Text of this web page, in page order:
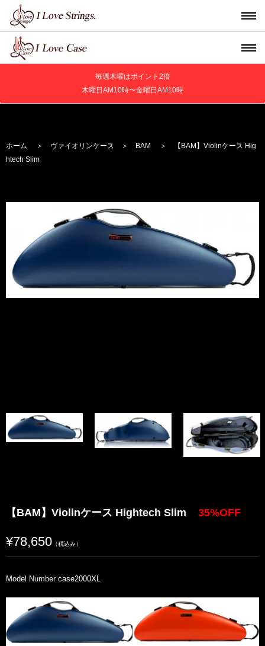
毎週木曜はポイント2倍
木曜日AM10時〜金曜日AM10時
ホーム ＞ ヴァイオリンケース ＞ BAM
＞ 【BAM】Violinケース Hig
htech Slim
【BAM】Violinケース Hightech Slim 35%OFF
¥78,650 （税込み）
Model Number case2000XL